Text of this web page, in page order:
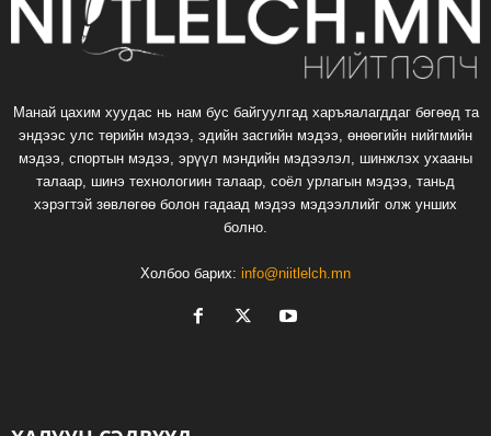
Манай цахим хуудас нь нам бус байгуулгад харъяалагддаг бөгөөд та
эндээс улс төрийн мэдээ, эдийн засгийн мэдээ, өнөөгийн нийгмийн
мэдээ, спортын мэдээ, эрүүл мэндийн мэдээлэл, шинжлэх ухааны
талаар, шинэ технологиин талаар, соёл урлагын мэдээ, таньд
хэрэгтэй зөвлөгөө болон гадаад мэдээ мэдээллийг олж унших
болно.
Холбоо барих: info@niitlelch.mn